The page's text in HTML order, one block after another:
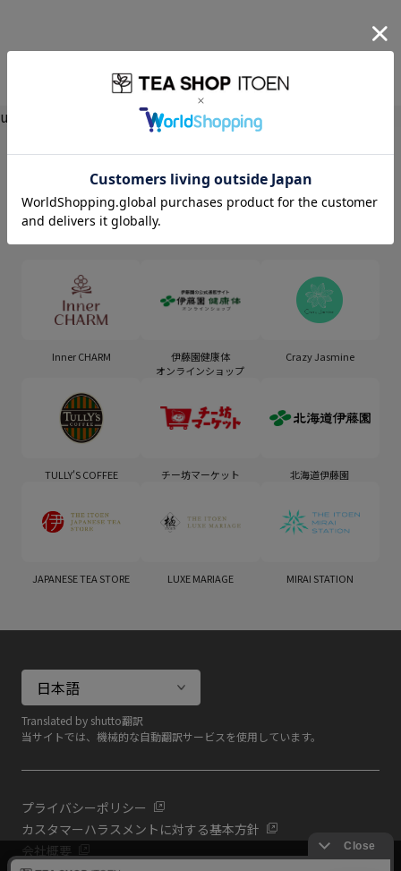
undefined
Translated by shutto翻訳
当サイトでは、機械的な自動翻訳サービスを使用しています。
Inner CHARM
伊藤園健康体
オンラインショップ
Crazy Jasmine
TULLY'S COFFEE チー坊マーケット 北海道伊藤園
JAPANESE TEA STORE LUXE MARIAGE MIRAI STATION
プライバシーポリシー
カスタマーハラスメントに対する基本方針
会社概要
当サイトでは利用体験の向上およびコンテンツの最適な提供、ト